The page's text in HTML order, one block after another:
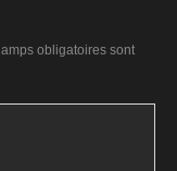
obligatoires sont